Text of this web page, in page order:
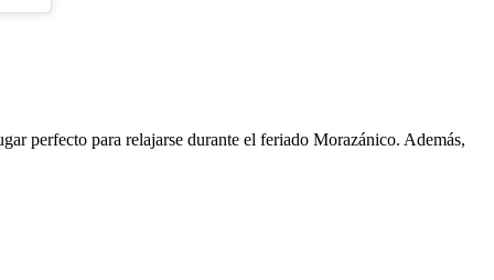
perfecto para relajarse durante el feriado Morazánico. Además,